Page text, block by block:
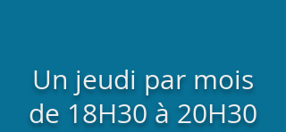
Un jeudi par mois
de 18H30 à 20H30